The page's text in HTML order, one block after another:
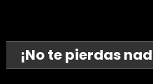
¡No te pierdas